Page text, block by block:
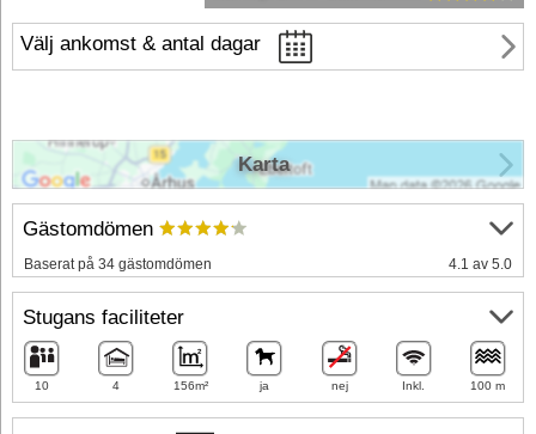
Välj ankomst & antal dagar
Gästomdömen
Baserat på 34 gästomdömen 4.1 av 5.0
Stugans faciliteter
10 4 156m² ja nej Inkl. 100 m
Karta